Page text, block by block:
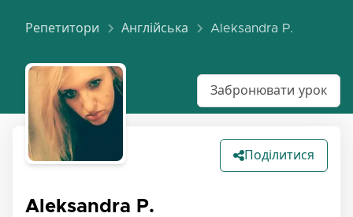
Репетитори Англійська Aleksandra P.
Забронювати урок
Поділитися
Aleksandra P.